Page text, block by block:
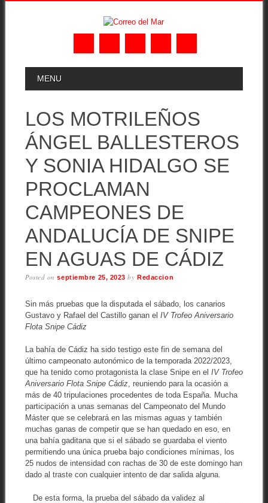
MAIN MENU
MENU
LOS MOTRILEÑOS
ÁNGEL BALLESTEROS
Y SONIA HIDALGO SE
PROCLAMAN
CAMPEONES DE
ANDALUCÍA DE SNIPE
EN AGUAS DE CÁDIZ
Posted onseptiembre 25, 2023 byRedaccion
Sin más pruebas que la disputada el sábado, los canarios
Gustavo y Rafael del Castillo ganan el IV Trofeo Aniversario
Flota Snipe Cádiz
La bahía de Cádiz ha sido testigo este fin de semana del
último campeonato autonómico de la temporada 2022/2023,
que ha tenido como protagonista la clase Snipe en el IV Trofeo
Aniversario Flota Snipe Cádiz, reuniendo para la ocasión a
más de 40 tripulaciones procedentes de toda España. Mucha
participación a unas semanas del Campeonato del Mundo
Máster que se celebrará en las mismas aguas y también
muchas ganas de competir que se han quedado en eso, en
una bahía gaditana que si el sábado se guardaba el viento
permitiendo una única prueba bajo condiciones mínimas, los
25 nudos de intensidad con rachas de 30 de este domingo han
dado al traste con cualquier intento de dar salida alguna.
De esta forma, la prueba del sábado da validez al